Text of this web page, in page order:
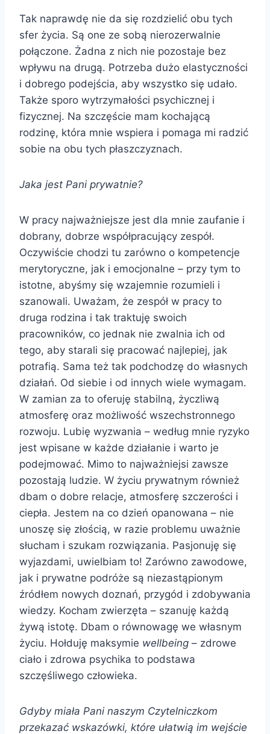
Tak naprawdę nie da się rozdzielić obu tych
sfer życia. Są one ze sobą nierozerwalnie
połączone. Żadna z nich nie pozostaje bez
wpływu na drugą. Potrzeba dużo elastyczności
i dobrego podejścia, aby wszystko się udało.
Także sporo wytrzymałości psychicznej i
fizycznej. Na szczęście mam kochającą
rodzinę, która mnie wspiera i pomaga mi radzić
sobie na obu tych płaszczyznach.
Jaka jest Pani prywatnie?
W pracy najważniejsze jest dla mnie zaufanie i
dobrany, dobrze współpracujący zespół.
Oczywiście chodzi tu zarówno o kompetencje
merytoryczne, jak i emocjonalne – przy tym to
istotne, abyśmy się wzajemnie rozumieli i
szanowali. Uważam, że zespół w pracy to
druga rodzina i tak traktuję swoich
pracowników, co jednak nie zwalnia ich od
tego, aby starali się pracować najlepiej, jak
potrafią. Sama też tak podchodzę do własnych
działań. Od siebie i od innych wiele wymagam.
W zamian za to oferuję stabilną, życzliwą
atmosferę oraz możliwość wszechstronnego
rozwoju. Lubię wyzwania – według mnie ryzyko
jest wpisane w każde działanie i warto je
podejmować. Mimo to najważniejsi zawsze
pozostają ludzie. W życiu prywatnym również
dbam o dobre relacje, atmosferę szczerości i
ciepła. Jestem na co dzień opanowana – nie
unoszę się złością, w razie problemu uważnie
słucham i szukam rozwiązania. Pasjonuję się
wyjazdami, uwielbiam to! Zarówno zawodowe,
jak i prywatne podróże są niezastąpionym
źródłem nowych doznań, przygód i zdobywania
wiedzy. Kocham zwierzęta – szanuję każdą
żywą istotę. Dbam o równowagę we własnym
życiu. Hołduję maksymie wellbeing – zdrowe
ciało i zdrowa psychika to podstawa
szczęśliwego człowieka.
Gdyby miała Pani naszym Czytelniczkom
przekazać wskazówki, które ułatwią im wejście